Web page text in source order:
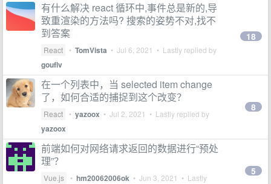
有什么解决 react 循环中,事件总是新的,导
致重渲染的方法吗? 搜索的姿势不对,找不
到答案
React • TomVista • Jul 6, 2021 • Lastly replied by
gouflv
18
在一个列表中，当 selected item change
了，如何合适的捕捉到这个改变？
React • yazoox • Jul 2, 2021 • Lastly replied by
yazoox
8
前端如何对网络请求返回的数据进行“预处
理”？
Vue.js • hm20062006ok • Jun 3, 2021 • Lastly
5